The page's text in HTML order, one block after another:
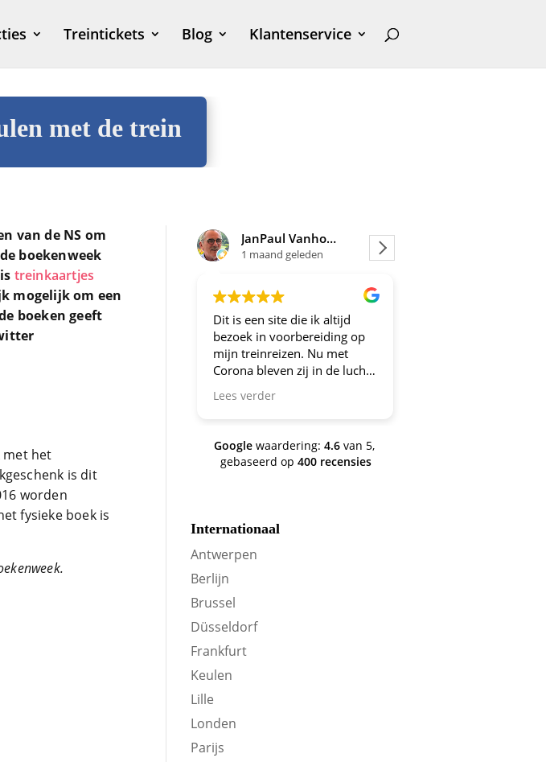
Treintickets Blog Klantenservice
met de trein
van de NS om
boekenweek
treinkaartjes
mogelijk om een
boeken geeft
met het
is dit
worden
fysieke boek is
JanPaul Vanhoven
1 maand geleden
Dit is een site die ik altijd
bezoek in voorbereiding op
mijn treinreizen. Nu met
Corona bleven zij in de lucht.
Bravo en ga zo door! En nu
zijn we een aantal jaren
site om je te oriënteren op
trein-voordeel!
Lees verder
Google waardering: 4.6 van 5,
gebaseerd op400 recensies
Internationaal
Antwerpen
Berlijn
Brussel
Düsseldorf
Frankfurt
Keulen
Lille
Londen
Parijs